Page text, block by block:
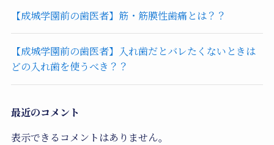
【成城学園前の歯医者】筋・筋膜性歯痛とは？？
【成城学園前の歯医者】入れ歯だとバレたくないときは
どの入れ歯を使うべき？？
最近のコメント
表示できるコメントはありません。